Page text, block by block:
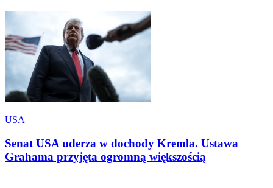
USA
Senat USA uderza w dochody Kremla. Ustawa
Grahama przyjęta ogromną większością